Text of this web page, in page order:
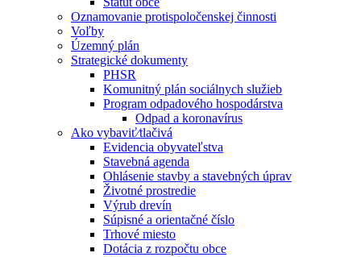
Oznamovanie protispoločenskej činnosti
Voľby
Územný plán
Strategické dokumenty
PHSR
Komunitný plán sociálnych služieb
Program odpadového hospodárstva
Odpad a koronavírus
Ako vybaviť⁄tlačivá
Evidencia obyvateľstva
Stavebná agenda
Ohlásenie stavby a stavebných úprav
Životné prostredie
Výrub drevín
Súpisné a orientačné číslo
Trhové miesto
Dotácia z rozpočtu obce